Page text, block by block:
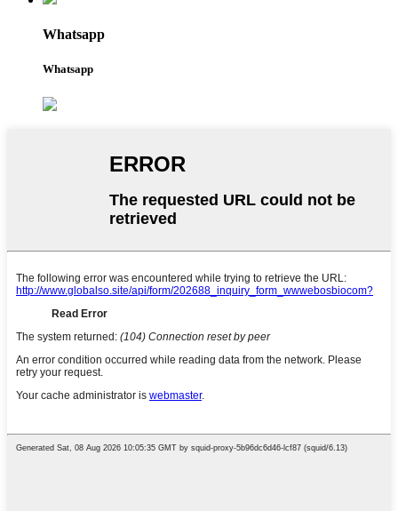
Whatsapp
Whatsapp